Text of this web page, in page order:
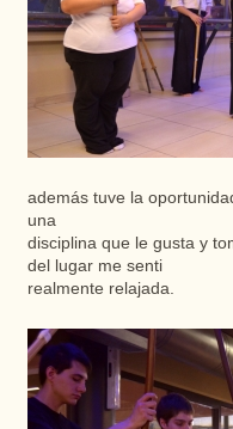
además tuve la
una
disciplina que le gustay
del
lugar me senti
realmente relajada.